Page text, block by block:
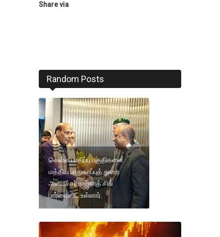
Share via
Random Posts
வெள்ள பாதிப்பு பகுதிகளை
மத்திய பாதுகாப்புத் துறை
அமைச்சர் ராஜ்நாத் சிங்
பார்வையிட உள்ளார்.